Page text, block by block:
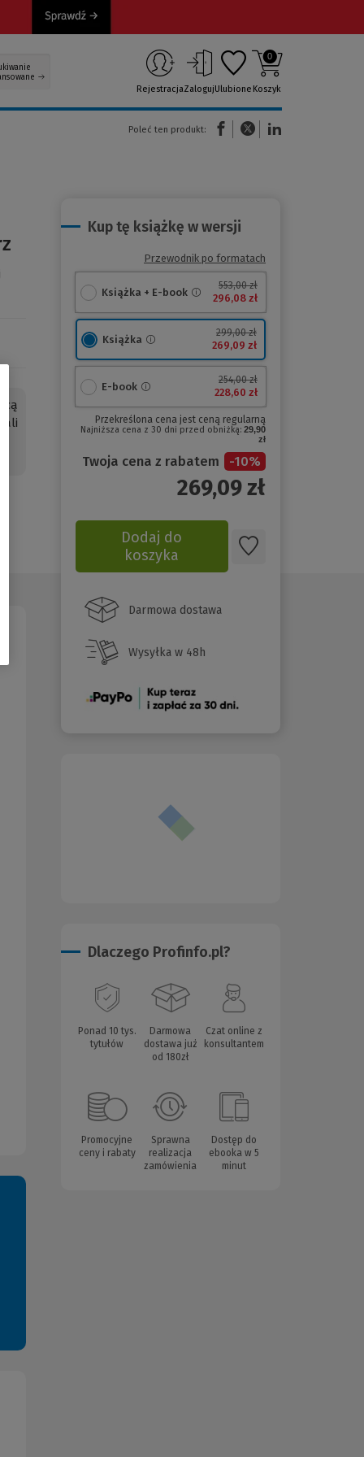
RejestracjaZalogujUlubione
0
Koszyk
Poleć ten produkt:
(Nowe okno)(Link do innej strony)
Kup tę książkę w wersji
Przewodnik po formatach
Książka + E-book
553,00 zł
296,08 zł
Książka
299,00 zł
269,09 zł
E-book
254,00 zł
228,60 zł
Przekreślona cena jest ceną regularną
Najniższa cena z 30 dni przed obniżką: 29,90
zł
Twoja cena z rabatem -10%
269,09zł
Dodaj do
koszyka
Darmowa dostawa
Wysyłka w 48h
(Nowe
Dlaczego Profinfo.pl?
Ponad 10 tys.
tytułów
Darmowa
dostawa już
od 180zł
Czat online z
konsultantem
Promocyjne
ceny i rabaty
Sprawna
realizacja
zamówienia
Dostęp do
ebooka w 5
minut